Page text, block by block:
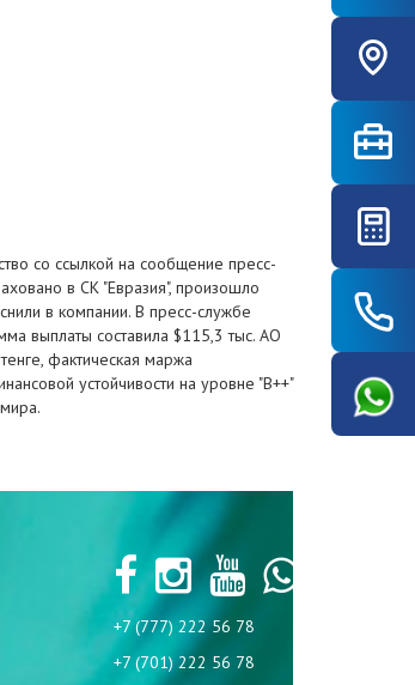
со ссылкой на сообщение пресс-
в СК "Евразия", произошло
в компании. В пресс-службе
выплаты составила $115,3 тыс. АО
фактическая маржа
устойчивости на уровне "B++"
+7 (777) 222 56 78
+7 (701) 222 56 78